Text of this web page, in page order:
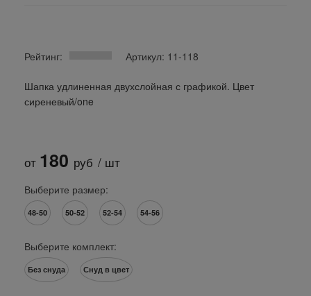
Рейтинг: Артикул: 11-118
Шапка удлиненная двухслойная с графикой. Цвет
сиреневый/one
от 180 руб / шт
Выберите размер:
48-50 50-52 52-54 54-56
Выберите комплект:
Без снуда Снуд в цвет